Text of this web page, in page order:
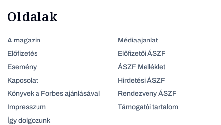
Oldalak
A magazin
Előfizetés
Esemény
Kapcsolat
Könyvek a Forbes ajánlásával
Impresszum
Így dolgozunk
Médiaajanlat
Előfizetői ÁSZF
ÁSZF Melléklet
Hirdetési ÁSZF
Rendezveny ÁSZF
Támogatói tartalom